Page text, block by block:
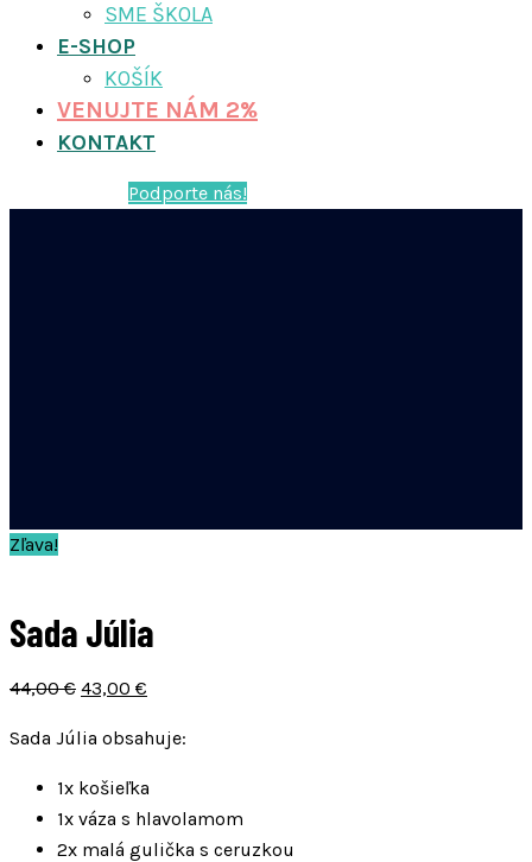
SME ŠKOLA
E-SHOP
KOŠÍK
VENUJTE NÁM 2%
KONTAKT
Podporte nás!
Zľava!
Sada Júlia
44,00€ Original
was:
44,00 €.
43,00 €
is:
43,00 €.
Sada Júlia obsahuje:
1x košieľka
1x váza s hlavolamom
2x malá gulička s ceruzkou